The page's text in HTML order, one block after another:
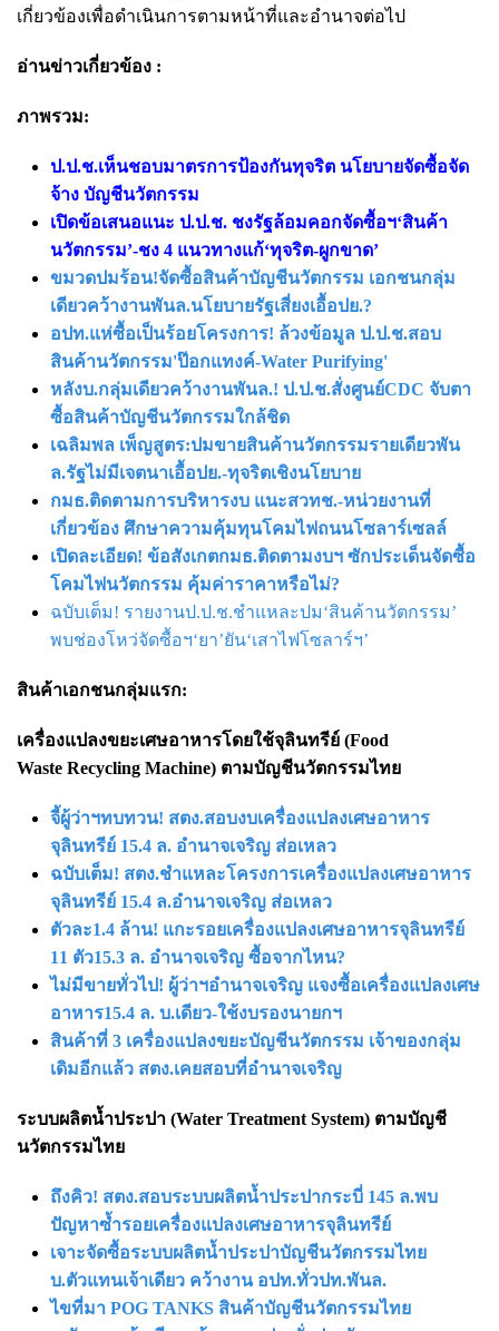
เกี่ยวข้องเพื่อดำเนินการตามหน้าที่และอำนาจต่อไป
อ่านข่าวเกี่ยวข้อง :
ภาพรวม:
ป.ป.ช.เห็นชอบมาตรการป้องกันทุจริต นโยบายจัดซื้อจัด
จ้าง บัญชีนวัตกรรม
เปิดข้อเสนอแนะ ป.ป.ช. ชงรัฐล้อมคอกจัดซื้อฯ‘สินค้า
นวัตกรรม’-ชง 4 แนวทางแก้‘ทุจริต-ผูกขาด’
ขมวดปมร้อน!จัดซื้อสินค้าบัญชีนวัตกรรม เอกชนกลุ่ม
เดียวคว้างานพันล.นโยบายรัฐเสี่ยงเอื้อปย.?
อปท.แห่ซื้อเป็นร้อยโครงการ! ล้วงข้อมูล ป.ป.ช.สอบ
สินค้านวัตกรรม'ป๊อกแทงค์-Water Purifying'
หลังบ.กลุ่มเดียวคว้างานพันล.! ป.ป.ช.สั่งศูนย์CDC จับตา
ซื้อสินค้าบัญชีนวัตกรรมใกล้ชิด
เฉลิมพล เพ็ญสูตร:ปมขายสินค้านวัตกรรมรายเดียวพัน
ล.รัฐไม่มีเจตนาเอื้อปย.-ทุจริตเชิงนโยบาย
กมธ.ติดตามการบริหารงบ แนะสวทช.-หน่วยงานที่
เกี่ยวข้อง ศึกษาความคุ้มทุนโคมไฟถนนโซลาร์เซลล์
เปิดละเอียด! ข้อสังเกตกมธ.ติดตามงบฯ ซักประเด็นจัดซื้อ
โคมไฟนวัตกรรม คุ้มค่าราคาหรือไม่?
ฉบับเต็ม! รายงานป.ป.ช.ชำแหละปม‘สินค้านวัตกรรม’
พบช่องโหว่จัดซื้อฯ‘ยา’ยัน‘เสาไฟโซลาร์ฯ’
สินค้าเอกชนกลุ่มแรก:
เครื่องแปลงขยะเศษอาหารโดยใช้จุลินทรีย์ (Food
Waste Recycling Machine) ตามบัญชีนวัตกรรมไทย
จี้ผู้ว่าฯทบทวน! สตง.สอบงบเครื่องแปลงเศษอาหาร
จุลินทรีย์ 15.4 ล. อำนาจเจริญ ส่อเหลว
ฉบับเต็ม! สตง.ชำแหละโครงการเครื่องแปลงเศษอาหาร
จุลินทรีย์ 15.4 ล.อำนาจเจริญ ส่อเหลว
ตัวละ1.4 ล้าน! แกะรอยเครื่องแปลงเศษอาหารจุลินทรีย์
11 ตัว15.3 ล. อำนาจเจริญ ซื้อจากไหน?
ไม่มีขายทั่วไป! ผู้ว่าฯอำนาจเจริญ แจงซื้อเครื่องแปลงเศษ
อาหาร15.4 ล. บ.เดียว-ใช้งบรองนายกฯ
สินค้าที่ 3 เครื่องแปลงขยะบัญชีนวัตกรรม เจ้าของกลุ่ม
เดิมอีกแล้ว สตง.เคยสอบที่อำนาจเจริญ
ระบบผลิตน้ำประปา (Water Treatment System) ตามบัญชี
นวัตกรรมไทย
ถึงคิว! สตง.สอบระบบผลิตน้ำประปากระบี่ 145 ล.พบ
ปัญหาซ้ำรอยเครื่องแปลงเศษอาหารจุลินทรีย์
เจาะจัดซื้อระบบผลิตน้ำประปาบัญชีนวัตกรรมไทย
บ.ตัวแทนเจ้าเดียว คว้างาน อปท.ทั่วปท.พันล.
ไขที่มา POG TANKS สินค้าบัญชีนวัตกรรมไทย